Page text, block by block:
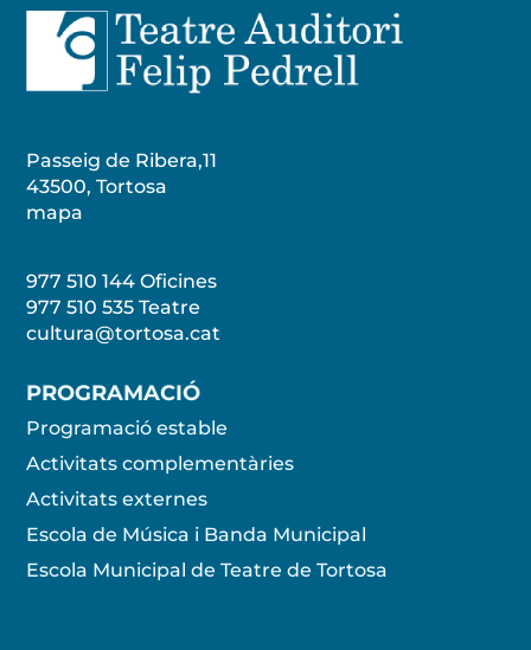
Passeig de Ribera,11
43500, Tortosa
mapa
977 510 144 Oficines
977 510 535 Teatre
cultura@tortosa.cat
PROGRAMACIÓ
Programació estable
Activitats complementàries
Activitats externes
Escola de Música i Banda Municipal
Escola Municipal de Teatre de Tortosa